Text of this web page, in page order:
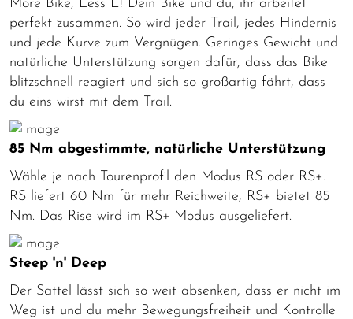
More Bike, Less E! Dein Bike und du, ihr arbeitet
perfekt zusammen. So wird jeder Trail, jedes Hindernis
und jede Kurve zum Vergnügen. Geringes Gewicht und
natürliche Unterstützung sorgen dafür, dass das Bike
blitzschnell reagiert und sich so großartig fährt, dass
du eins wirst mit dem Trail.
85 Nm abgestimmte, natürliche Unterstützung
Wähle je nach Tourenprofil den Modus RS oder RS+.
RS liefert 60 Nm für mehr Reichweite, RS+ bietet 85
Nm. Das Rise wird im RS+-Modus ausgeliefert.
Steep 'n' Deep
Der Sattel lässt sich so weit absenken, dass er nicht im
Weg ist und du mehr Bewegungsfreiheit und Kontrolle